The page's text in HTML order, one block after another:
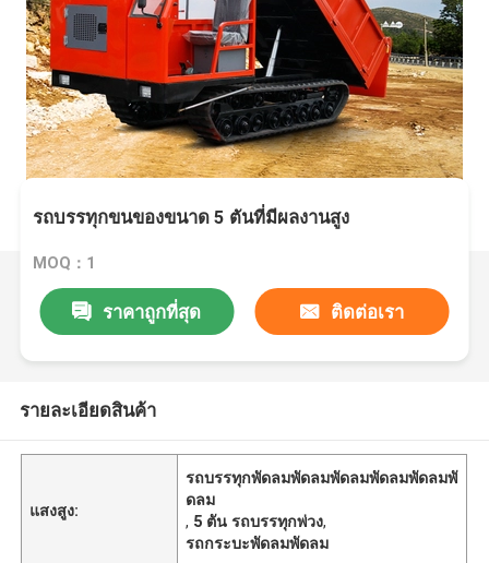
รถบรรทุกขนของขนาด 5 ตันที่มีผลงานสูง
MOQ：1
ราคาถูกที่สุด ติดต่อเรา
รายละเอียดสินค้า
แสงสูง:
รถบรรทุกพัดลมพัดลมพัดลมพัดลมพัดลมพั
ดลม
, 5 ตัน รถบรรทุกพ่วง,
รถกระบะพัดลมพัดลม